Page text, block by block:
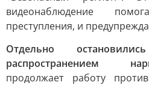
видеонаблюдение
преступления, и
Отдельно
распространением
продолжает работу